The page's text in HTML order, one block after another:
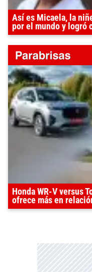
Así es Micaela, la
por el mundo y logró
Honda WR-V versus
ofrece más en